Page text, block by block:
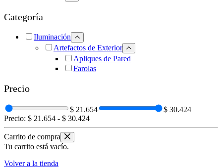
Categoría
Iluminación
Artefactos de Exterior
Apliques de Pared
Farolas
Precio
$ 21.654
$ 30.424
Precio: $ 21.654 - $ 30.424
Carrito de compra
Tu carrito está vacío.
Volver a la tienda